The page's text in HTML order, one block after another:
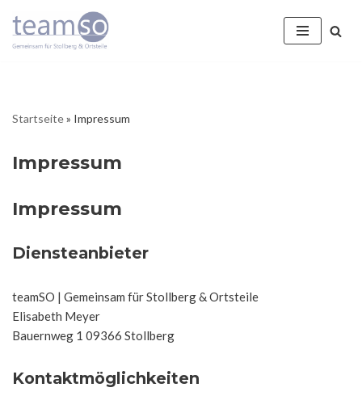
Zum
Startseite» Impressum
Impressum
Impressum
Diensteanbieter
teamSO | Gemeinsam für Stollberg & Ortsteile
Elisabeth Meyer
Bauernweg 1 09366 Stollberg
Kontaktmöglichkeiten